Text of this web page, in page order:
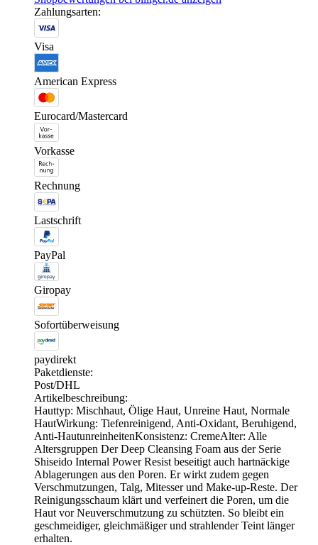
Zahlungsarten:
Visa
American Express
Eurocard/Mastercard
Vorkasse
Rechnung
Lastschrift
PayPal
Giropay
Sofortüberweisung
paydirekt
Paketdienste:
Post/DHL
Artikelbeschreibung:
Hauttyp: Mischhaut, Ölige Haut, Unreine Haut, Normale
HautWirkung: Tiefenreinigend, Anti-Oxidant, Beruhigend,
Anti-HautunreinheitenKonsistenz: CremeAlter: Alle
Altersgruppen Der Deep Cleansing Foam aus der Serie
Shiseido Internal Power Resist beseitigt auch hartnäckige
Ablagerungen aus den Poren. Er wirkt zudem gegen
Verschmutzungen, Talg, Mitesser und Make-up-Reste. Der
Reinigungsschaum klärt und verfeinert die Poren, um die
Haut vor Neuverschmutzung zu schützten. So bleibt ein
geschmeidiger, gleichmäßiger und strahlender Teint länger
erhalten.